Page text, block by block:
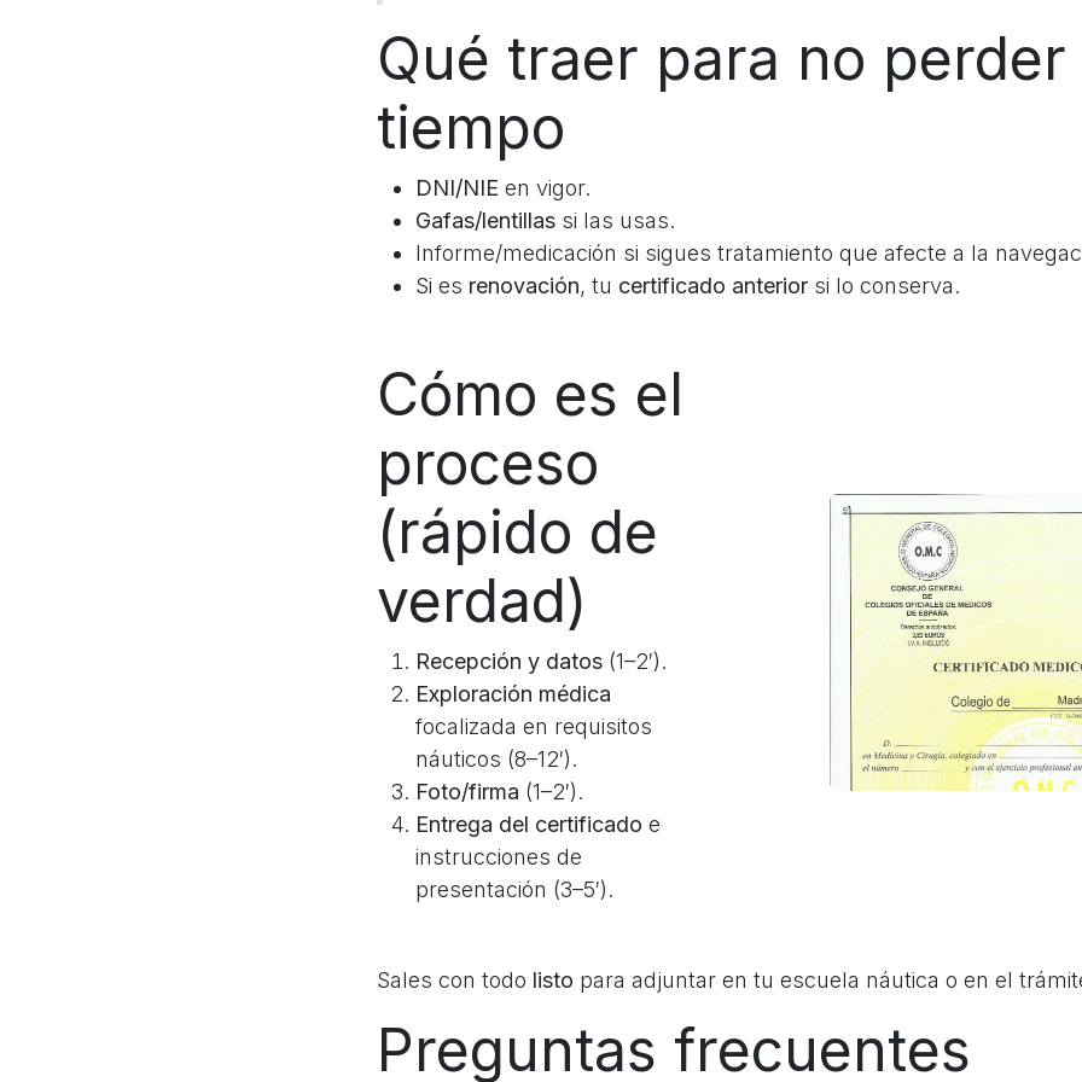
Qué traer para no perder
tiempo
DNI/NIE en vigor.
Gafas/lentillas si las usas.
Informe/medicación si sigues tratamiento que afecte a la
Si es renovación, tu certificado anterior si lo conserva.
Cómo es el
proceso
(rápido de
verdad)
Recepción y datos (1–2′).
Exploración médica
focalizada en requisitos
náuticos (8–12′).
Foto/firma (1–2′).
Entrega del certificado e
instrucciones de
presentación (3–5′).
Sales con todo listo para adjuntar en tu escuela náutica o en el
Preguntas frecuentes